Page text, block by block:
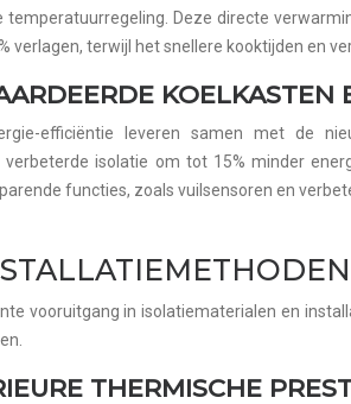
Deze directe
terwijl het snellere kooktijden en
KOELKASTEN
efficiëntie leveren samen met de
isolatie om tot 15% minder
functies, zoals vuilsensoren en
vooruitgang in isolatiematerialen en
THERMISCHE